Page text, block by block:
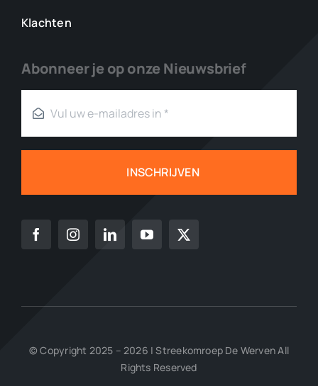
Klachten
Abonneer je op onze Nieuwsbrief
INSCHRIJVEN
© Copyright 2025 – 2026 | Streekomroep De Werven All
Rights Reserved